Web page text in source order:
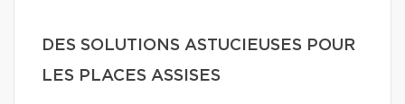
DES SOLUTIONS ASTUCIEUSES POUR
LES PLACES ASSISES